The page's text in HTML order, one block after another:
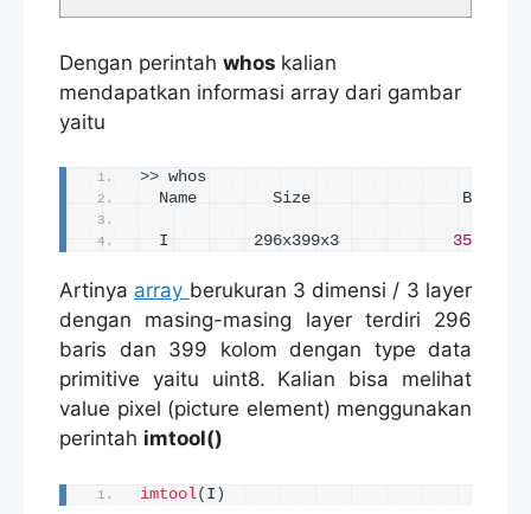
Dengan perintah whos kalian
mendapatkan informasi array dari gambar
yaitu
>> whos
  Name        Size                Bytes
  I         296x399x3
354312
Artinya array berukuran 3 dimensi / 3 layer
dengan masing-masing layer terdiri 296
baris dan 399 kolom dengan type data
primitive yaitu uint8. Kalian bisa melihat
value pixel (picture element) menggunakan
perintah imtool()
imtool( I )